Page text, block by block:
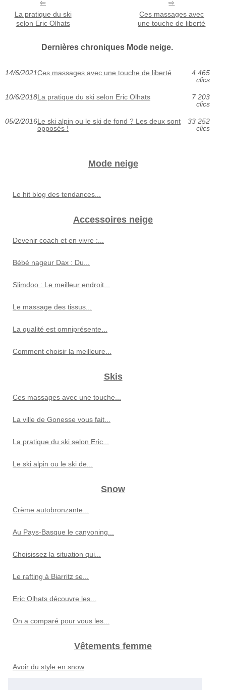
La pratique du ski
selon Eric Olhats
Ces massages avec
une touche de liberté
Dernières chroniques Mode neige.
14/6/2021Ces massages avec une touche de liberté
4 465
clics
10/6/2018La pratique du ski selon Eric Olhats
7 203
clics
05/2/2016Le ski alpin ou le ski de fond ? Les deux sont
opposés !
33 252
clics
Mode neige
Le hit blog des tendances...
Accessoires neige
Devenir coach et en vivre :...
Bébé nageur Dax : Du...
Slimdoo : Le meilleur endroit...
Le massage des tissus...
La qualité est omniprésente...
Comment choisir la meilleure...
Skis
Ces massages avec une touche...
La ville de Gonesse vous fait...
La pratique du ski selon Eric...
Le ski alpin ou le ski de...
Snow
Crème autobronzante...
Au Pays-Basque le canyoning...
Choisissez la situation qui...
Le rafting à Biarritz se...
Eric Olhats découvre les...
On a comparé pour vous les...
Vêtements femme
Avoir du style en snow